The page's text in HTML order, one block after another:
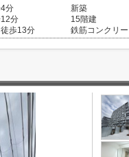
4分
12分
徒歩13分
新築
15階建
鉄筋コンクリー